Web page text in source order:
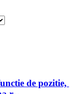
de pozitie,